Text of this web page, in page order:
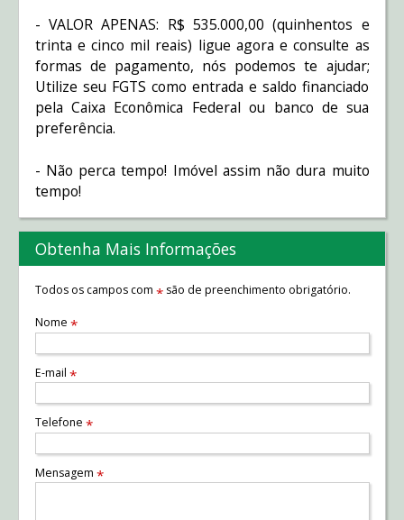
- VALOR APENAS: R$ 535.000,00 (quinhentos e
trinta e cinco mil reais) ligue agora e consulte as
formas de pagamento, nós podemos te ajudar;
Utilize seu FGTS como entrada e saldo financiado
pela Caixa Econômica Federal ou banco de sua
preferência.
- Não perca tempo! Imóvel assim não dura muito
tempo!
Obtenha Mais Informações
Todos os campos com *são de preenchimento obrigatório.
Nome *
E-mail *
Telefone *
Mensagem *